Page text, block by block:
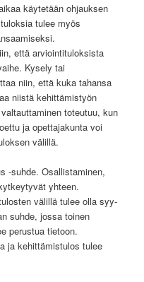
käytetään ohjauksen
tulee myös
että arviointituloksista
Kysely tai
niin, että kuka tahansa
niistä kehittämistyön
toteutuu, kun
ja opettajakunta voi
välillä.
-suhde. Osallistaminen,
yhteen.
välillä tulee olla syy-
suhde, jossa toinen
perustua tietoon.
ja kehittämistulos tulee